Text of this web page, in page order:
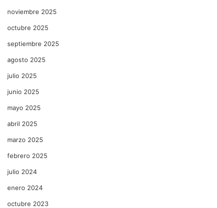
noviembre 2025
octubre 2025
septiembre 2025
agosto 2025
julio 2025
junio 2025
mayo 2025
abril 2025
marzo 2025
febrero 2025
julio 2024
enero 2024
octubre 2023